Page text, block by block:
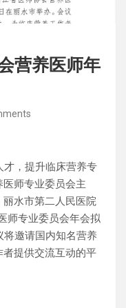
营养医师年
，提升临床营养专
师专业委员会主
水市第二人民医院
师专业委员会年会拟
邀请国内知名营养
提供交流互动的平